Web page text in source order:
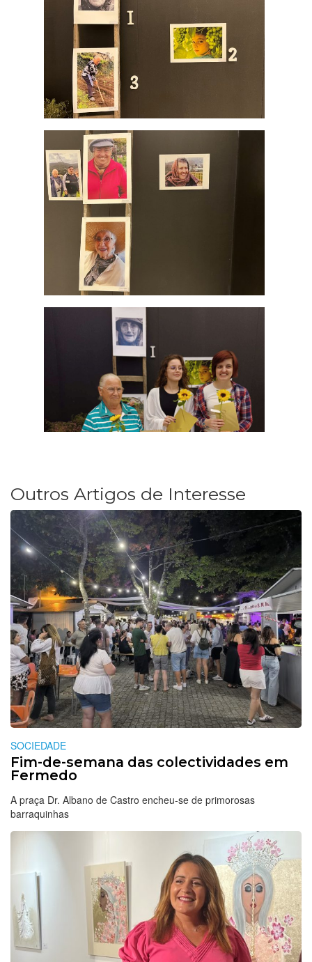
Outros Artigos de Interesse
SOCIEDADE
Fim-de-semana das colectividades em
Fermedo
A praça Dr. Albano de Castro encheu-se de primorosas
barraquinhas